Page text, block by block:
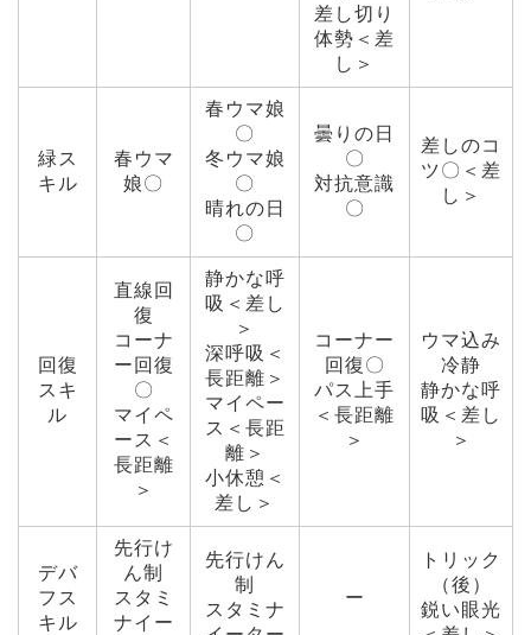
差し切り
体勢＜差
し＞
緑ス
キル
春ウマ
娘〇
春ウマ娘
〇
冬ウマ娘
〇
晴れの日
〇
曇りの日
〇
対抗意識
〇
差しのコ
ツ〇＜差
し＞
回復
スキ
ル
直線回
復
コーナ
ー回復
〇
マイペ
ース＜
長距離
＞
静かな呼
吸＜差し
＞
深呼吸＜
長距離＞
マイペー
ス＜長距
離＞
小休憩＜
差し＞
コーナー
回復〇
パス上手
＜長距離
＞
ウマ込み
冷静
静かな呼
吸＜差し
＞
デバ
フス
キル
先行け
ん制
スタミ
ナイー
先行けん
制
スタミナ
ー
トリック
（後）
鋭い眼光